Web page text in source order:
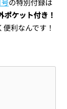
ケット付き！
利なんです！